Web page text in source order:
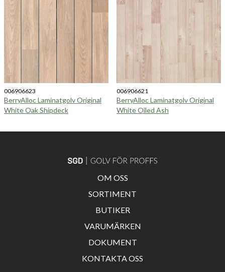
006906623
BerryAlloc Laminatgolv Original
White Oak Shipdeck
006906621
BerryAlloc Laminatgolv Original
White Oiled Ash
OM OSS
SORTIMENT
BUTIKER
VARUMÄRKEN
DOKUMENT
KONTAKTA OSS